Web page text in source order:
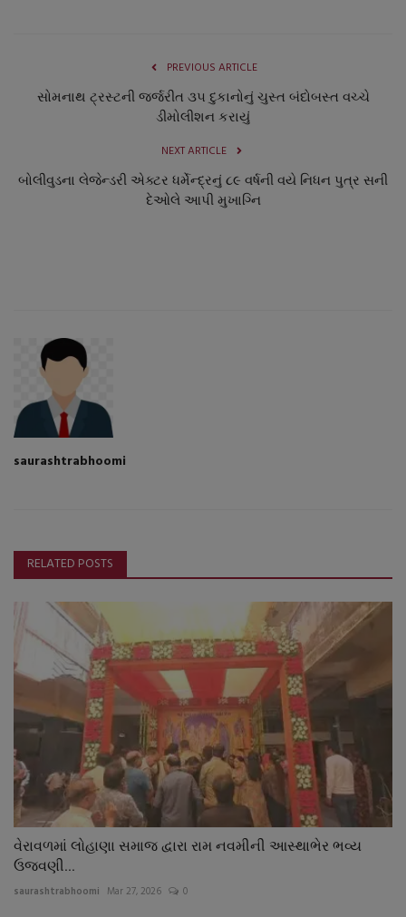
PREVIOUS ARTICLE
સોમનાથ ટ્રસ્ટની જર્જરીત ૩૫ દુકાનોનું ચુસ્ત બંદોબસ્ત વચ્ચે
ડીમોલીશન કરાયું
NEXT ARTICLE
બોલીવુડના લેજેન્ડરી એક્ટર ધર્મેન્દ્રનું ૮૯ વર્ષની વયે નિધન પુત્ર સની
દેઓલે આપી મુખાગ્નિ
saurashtrabhoomi
RELATED POSTS
વેરાવળમાં લોહાણા સમાજ દ્વારા રામ નવમીની આસ્થાભેર ભવ્ય
ઉજવણી...
saurashtrabhoomi Mar 27, 2026 0